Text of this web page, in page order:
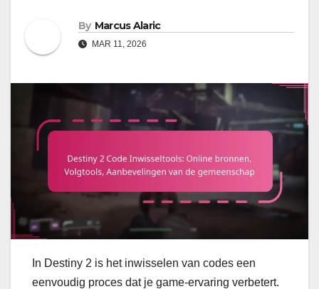
By Marcus Alaric
MAR 11, 2026
In Destiny 2 is het inwisselen van codes een
eenvoudig proces dat je game-ervaring verbetert.